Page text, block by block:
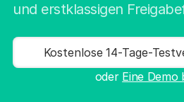
und erstklassigen
Kostenlose 14-Tage-
oder Eine Demo